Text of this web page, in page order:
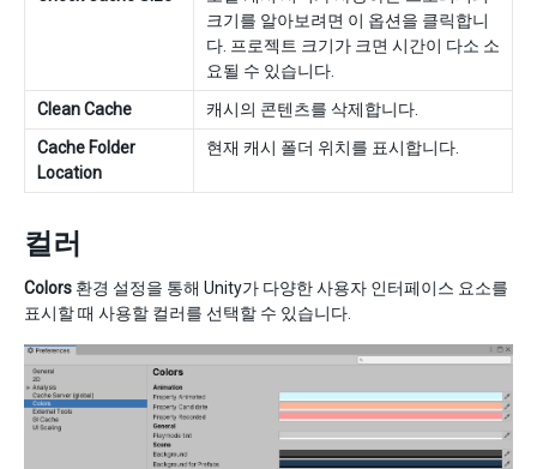
크기를 알아보려면 이 옵션을 클릭합니
다. 프로젝트 크기가 크면 시간이 다소 소
요될 수 있습니다.
Clean Cache
캐시의 콘텐츠를 삭제합니다.
Cache Folder
Location
현재 캐시 폴더 위치를 표시합니다.
컬러
Colors 환경 설정을 통해 Unity가 다양한 사용자 인터페이스 요소를
표시할 때 사용할 컬러를 선택할 수 있습니다.